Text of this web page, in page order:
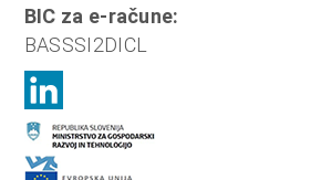
BIC za e-račune:
BASSSI2DICL